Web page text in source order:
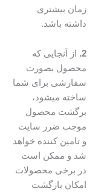
زمان بیشتری
داشته باشد.
از آنجایی که
محصول بصورت
سفارشی برای شما
ساخته میشود،
برگشت محصول
موجب ضرر سایت
و تامین کننده خواهد
شد و ممکن است
در برخی محصولات
امکان بازگشت